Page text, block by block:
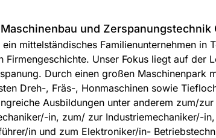
und Zerspanungstechnik
mittelständisches Familienunternehmen in
Firmengeschichte. Unser Fokus liegt auf der
Durch einen großen Maschinenpark
Dreh-, Fräs-, Honmaschinen sowie
Ausbildungen unter anderem zum/zur
in, zum/ zur Industriemechaniker/-
in und zum Elektroniker/in-